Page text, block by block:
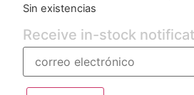
Sin existencias
Receive in-stock